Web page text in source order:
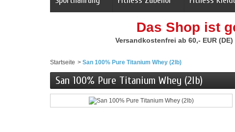
Das Shop ist
Versandkostenfrei ab 60,- EUR (DE)
Startseite > San 100% Pure Titanium Whey (2lb)
San 100% Pure Titanium Whey (2lb)